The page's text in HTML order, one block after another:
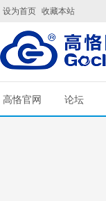
设为首页 收藏本站
高恪官网 论坛